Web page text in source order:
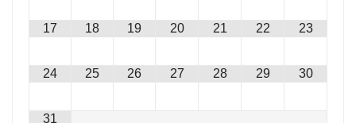
17 18 19 20 21 22 23
24 25 26 27 28 29 30
31